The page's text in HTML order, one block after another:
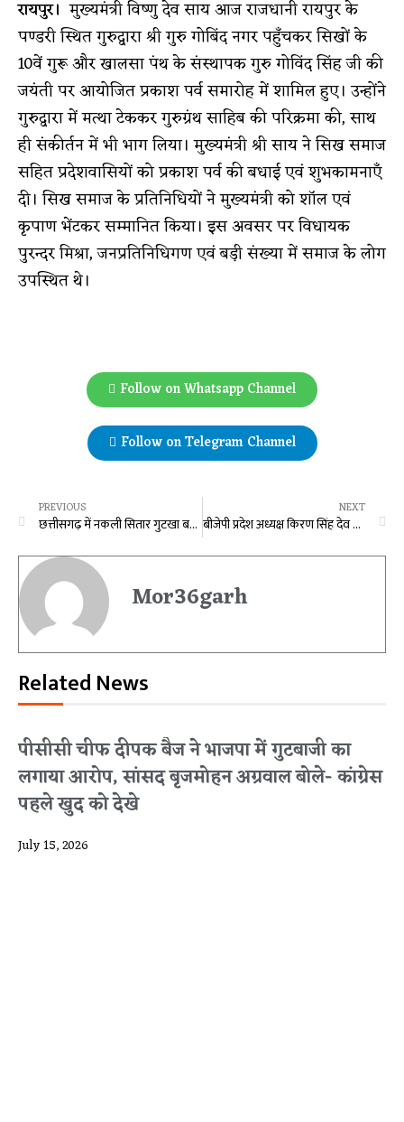
रायपुर। मुख्यमंत्री विष्णु देव साय आज राजधानी रायपुर के
पण्डरी स्थित गुरुद्वारा श्री गुरु गोबिंद नगर पहुँचकर सिखों के
10वें गुरू और खालसा पंथ के संस्थापक गुरु गोविंद सिंह जी की
जयंती पर आयोजित प्रकाश पर्व समारोह में शामिल हुए। उन्होंने
गुरुद्वारा में मत्था टेककर गुरुग्रंथ साहिब की परिक्रमा की, साथ
ही संकीर्तन में भी भाग लिया। मुख्यमंत्री श्री साय ने सिख समाज
सहित प्रदेशवासियों को प्रकाश पर्व की बधाई एवं शुभकामनाएँ
दी। सिख समाज के प्रतिनिधियों ने मुख्यमंत्री को शॉल एवं
कृपाण भेंटकर सम्मानित किया। इस अवसर पर विधायक
पुरन्दर मिश्रा, जनप्रतिनिधिगण एवं बड़ी संख्या में समाज के लोग
उपस्थित थे।
Follow on Whatsapp Channel
Follow on Telegram Channel
PREVIOUS
छत्तीसगढ़ में नकली सितार गुटखा बनाने वाले के ठिकाने पर जीएसटी का छापा, लाखों का माल जब्त …
NEXT
बीजेपी प्रदेश अध्यक्ष किरण सिंह देव के पिता का निधन
Mor36garh
Related News
पीसीसी चीफ दीपक बैज ने भाजपा में गुटबाजी का
लगाया आरोप, सांसद बृजमोहन अग्रवाल बोले- कांग्रेस
पहले खुद को देखे
July 15, 2026